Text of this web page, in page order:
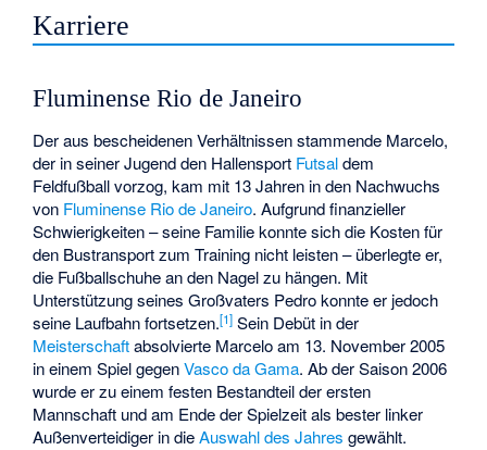
Karriere
Fluminense Rio de Janeiro
Der aus bescheidenen Verhältnissen stammende Marcelo,
der in seiner Jugend den Hallensport Futsaldem
Feldfußball vorzog, kam mit 13 Jahren in den Nachwuchs
von Fluminense Rio de Janeiro. Aufgrund finanzieller
Schwierigkeiten – seine Familie konnte sich die Kosten für
den Bustransport zum Training nicht leisten – überlegte er,
die Fußballschuhe an den Nagel zu hängen. Mit
Unterstützung seines Großvaters Pedro konnte er jedoch
seine Laufbahn fortsetzen.[1] Sein Debüt in der
Meisterschaftabsolvierte Marcelo am 13. November 2005
in einem Spiel gegenVasco da Gama. Ab der Saison 2006
wurde er zu einem festen Bestandteil der ersten
Mannschaft und am Ende der Spielzeit als bester linker
Außenverteidiger in dieAuswahl des Jahres gewählt.